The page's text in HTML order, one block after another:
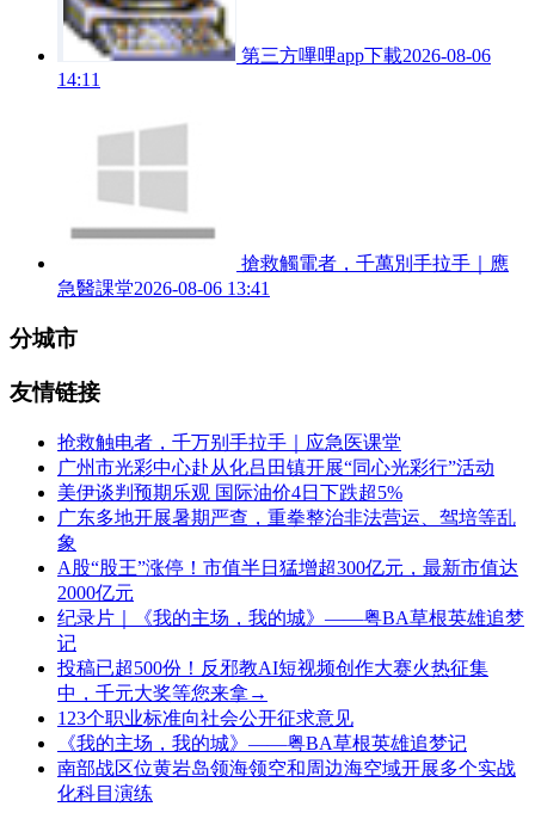
第三方嗶哩app下載2026-08-06
14:11
搶救觸電者，千萬別手拉手｜應
急醫課堂2026-08-06 13:41
分城市
友情链接
抢救触电者，千万别手拉手｜应急医课堂
广州市光彩中心赴从化吕田镇开展“同心光彩行”活动
美伊谈判预期乐观 国际油价4日下跌超5%
广东多地开展暑期严查，重拳整治非法营运、驾培等乱
象
A股“股王”涨停！市值半日猛增超300亿元，最新市值达
2000亿元
纪录片｜《我的主场，我的城》——粤BA草根英雄追梦
记
投稿已超500份！反邪教AI短视频创作大赛火热征集
中，千元大奖等您来拿→
123个职业标准向社会公开征求意见
《我的主场，我的城》——粤BA草根英雄追梦记
南部战区位黄岩岛领海领空和周边海空域开展多个实战
化科目演练